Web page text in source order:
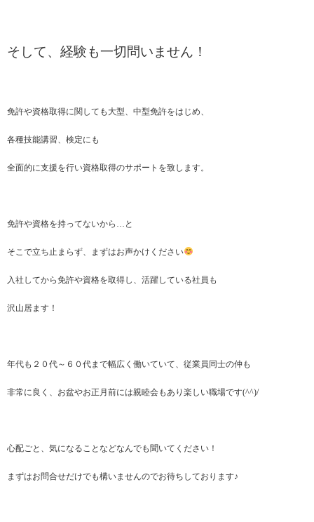
そして、経験も一切問いません！
免許や資格取得に関しても大型、中型免許をはじめ、
各種技能講習、検定にも
全面的に支援を行い資格取得のサポートを致します。
免許や資格を持ってないから…と
そこで立ち止まらず、まずはお声かけください
入社してから免許や資格を取得し、活躍している社員も
沢山居ます！
年代も２０代～６０代まで幅広く働いていて、従業員同士の仲も
非常に良く、お盆やお正月前には親睦会もあり楽しい職場です(^^)/
心配ごと、気になることなどなんでも聞いてください！
まずはお問合せだけでも構いませんのでお待ちしております♪